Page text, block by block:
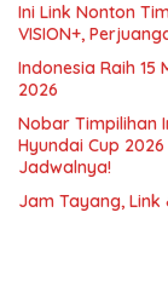
Ini Link Nonton
VISION+,
Indonesia Raih 15
2026
Nobar Timpilihan
Hyundai Cup
Jadwalnya!
Jam Tayang, Link